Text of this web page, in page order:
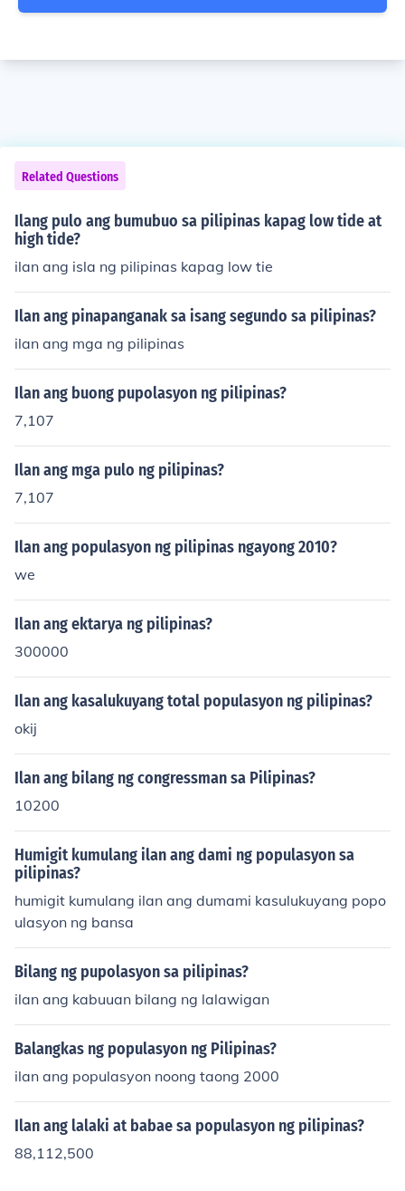
Related Questions
Ilang pulo ang bumubuo sa pilipinas kapag low tide at
high tide?
ilan ang isla ng pilipinas kapag low tie
Ilan ang pinapanganak sa isang segundo sa pilipinas?
ilan ang mga ng pilipinas
Ilan ang buong pupolasyon ng pilipinas?
7,107
Ilan ang mga pulo ng pilipinas?
7,107
Ilan ang populasyon ng pilipinas ngayong 2010?
we
Ilan ang ektarya ng pilipinas?
300000
Ilan ang kasalukuyang total populasyon ng pilipinas?
okij
Ilan ang bilang ng congressman sa Pilipinas?
10200
Humigit kumulang ilan ang dami ng populasyon sa
pilipinas?
humigit kumulang ilan ang dumami kasulukuyang popo
ulasyon ng bansa
Bilang ng pupolasyon sa pilipinas?
ilan ang kabuuan bilang ng lalawigan
Balangkas ng populasyon ng Pilipinas?
ilan ang populasyon noong taong 2000
Ilan ang lalaki at babae sa populasyon ng pilipinas?
88,112,500